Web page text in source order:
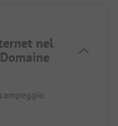
nel